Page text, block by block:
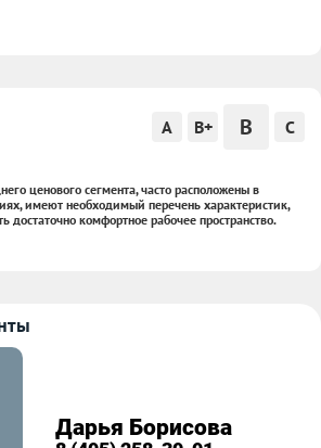
A B+ B C
ценового сегмента, часто расположены в
имеют необходимый перечень характеристик,
достаточно комфортное рабочее пространство.
Дарья Борисова